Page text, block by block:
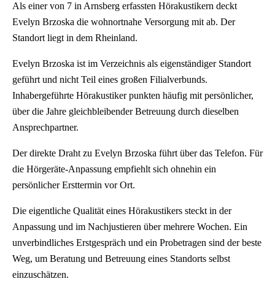
Als einer von 7 in Arnsberg erfassten Hörakustikern deckt
Evelyn Brzoska die wohnortnahe Versorgung mit ab. Der
Standort liegt in dem Rheinland.
Evelyn Brzoska ist im Verzeichnis als eigenständiger Standort
geführt und nicht Teil eines großen Filialverbunds.
Inhabergeführte Hörakustiker punkten häufig mit persönlicher,
über die Jahre gleichbleibender Betreuung durch dieselben
Ansprechpartner.
Der direkte Draht zu Evelyn Brzoska führt über das Telefon. Für
die Hörgeräte-Anpassung empfiehlt sich ohnehin ein
persönlicher Ersttermin vor Ort.
Die eigentliche Qualität eines Hörakustikers steckt in der
Anpassung und im Nachjustieren über mehrere Wochen. Ein
unverbindliches Erstgespräch und ein Probetragen sind der beste
Weg, um Beratung und Betreuung eines Standorts selbst
einzuschätzen.